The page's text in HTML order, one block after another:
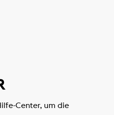
Center, um die